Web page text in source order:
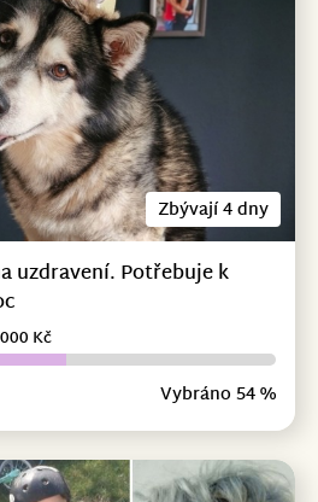
Zbývají 4 dny
uzdravení. Potřebuje k
Vybráno 54 %
Kč